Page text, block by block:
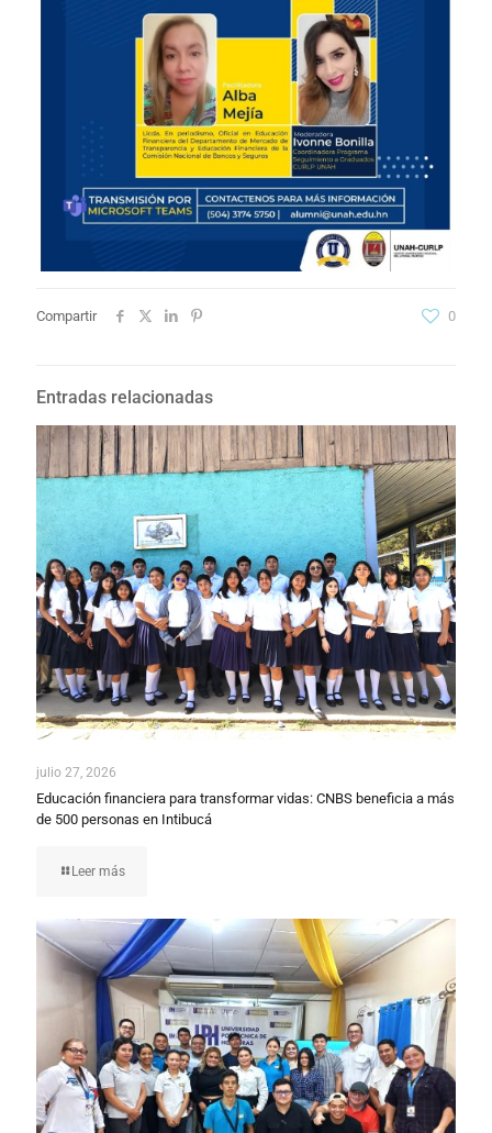
Compartir 0
Entradas relacionadas
julio 27, 2026
Educación financiera para transformar vidas: CNBS beneficia a más
de 500 personas en Intibucá
Leer más